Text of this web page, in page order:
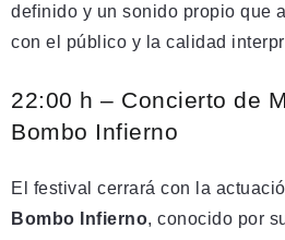
definido y un sonido propio que
con el público y la calidad
22:00 h – Concierto de
Bombo Infierno
El festival cerrará con la
Bombo Infierno, conocido por